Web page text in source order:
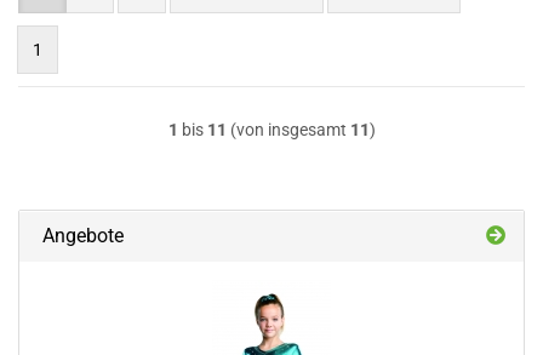
1
1 bis 11 (von insgesamt 11)
Angebote